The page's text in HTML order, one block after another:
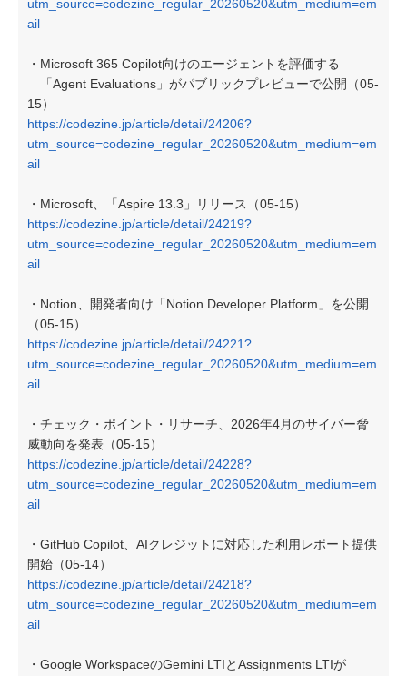
utm_source=codezine_regular_20260520&utm_medium=em
ail
・Microsoft 365 Copilot向けのエージェントを評価する
「Agent Evaluations」がパブリックプレビューで公開（05-
15）
https://codezine.jp/article/detail/24206?
utm_source=codezine_regular_20260520&utm_medium=em
ail
・Microsoft、「Aspire 13.3」リリース（05-15）
https://codezine.jp/article/detail/24219?
utm_source=codezine_regular_20260520&utm_medium=em
ail
・Notion、開発者向け「Notion Developer Platform」を公開
（05-15）
https://codezine.jp/article/detail/24221?
utm_source=codezine_regular_20260520&utm_medium=em
ail
・チェック・ポイント・リサーチ、2026年4月のサイバー脅
威動向を発表（05-15）
https://codezine.jp/article/detail/24228?
utm_source=codezine_regular_20260520&utm_medium=em
ail
・GitHub Copilot、AIクレジットに対応した利用レポート提供
開始（05-14）
https://codezine.jp/article/detail/24218?
utm_source=codezine_regular_20260520&utm_medium=em
ail
・Google WorkspaceのGemini LTIとAssignments LTIが